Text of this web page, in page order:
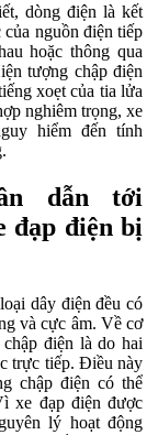
dòng điện là kết
nguồn điện tiếp
hoặc thông qua
tượng chập điện
xoẹt của tia lửa
nghiêm trọng, xe
hiểm đến tính
dẫn tới
đạp điện bị
dây điện đều có
và cực âm. Về cơ
điện là do hai
trực tiếp. Điều này
chập điện có thể
xe đạp điện được
lý hoạt động